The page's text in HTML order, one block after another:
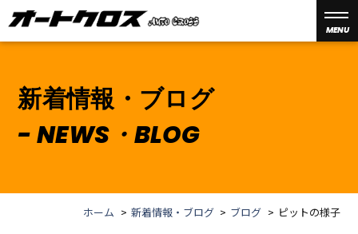
MENU
新着情報・ブログ
NEWS・BLOG
ホーム 新着情報・ブログ ブログ ピットの様子